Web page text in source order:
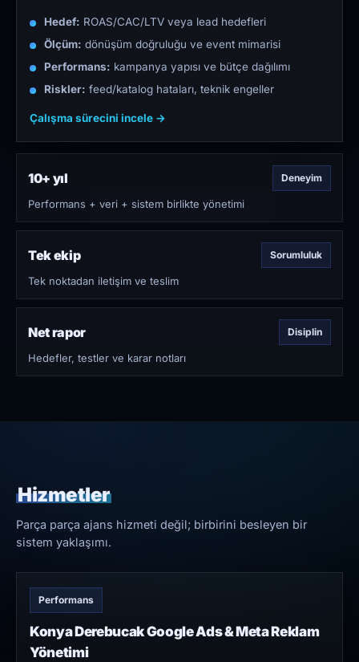
Hedef: ROAS/CAC/LTV veya lead hedefleri
Ölçüm: dönüşüm doğruluğu ve event mimarisi
Performans: kampanya yapısı ve bütçe dağılımı
Riskler: feed/katalog hataları, teknik engeller
Çalışma sürecini incele →
10+ yıl Deneyim
Performans + veri + sistem birlikte yönetimi
Tek ekip Sorumluluk
Tek noktadan iletişim ve teslim
Net rapor Disiplin
Hedefler, testler ve karar notları
Hizmetler
Parça parça ajans hizmeti değil; birbirini besleyen bir
sistem yaklaşımı.
Performans
Konya Derebucak Google Ads & Meta Reklam
Yönetimi